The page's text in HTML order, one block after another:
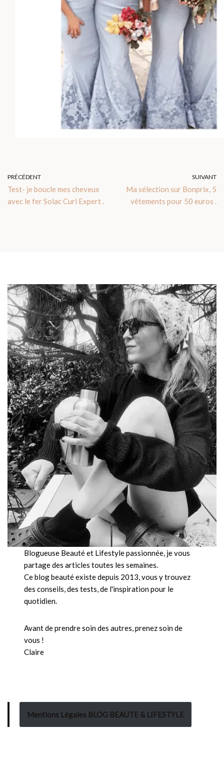
PRÉCÉDENT
Test- je boucle mes cheveux
avec le fer Solac Curl Expert .
SUIVANT
Ma sélection sur Bonprix, 5
vêtements pour 50 euros .
Blogueuse Beauté et Lifestyle passionnée, je vous
partage des articles toutes les semaines.
Ce blog beauté existe depuis 2013, vous y trouvez
des conseils, des tests, de l'inspiration pour le
quotidien.
Avant de prendre soin des autres, prenez soin de
vous !
Claire
Mentions Légales BLOG BEAUTE & LIFESTYLE